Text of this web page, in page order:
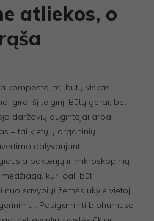
atliekos, o
komposto, tai būtų viskas
girdi šį teiginį. Būtų gerai, bet
daržovių augintojai arba
– tai kietųjų organinių
dalyvaujant
bakterijų ir mikroskopinių
kuri gali būti
savybių) žemės ūkyje vietoj
Pasigaminti biohumuso